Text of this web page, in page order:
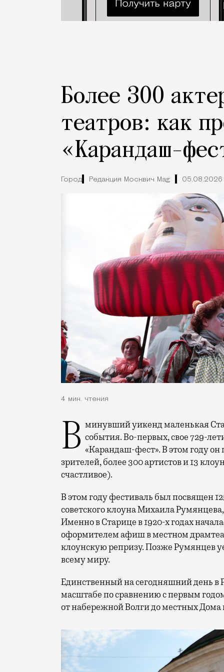
Более 300
театров: как
«Карандаш-
Город Редакция Москвич Mag 05.08.2026
4 мин. чтения
В минувший уикенд маленькая Старица в Тверской области отметила сразу два события. Во-первых, свое 729-
«Карандаш-фест». В этом году он
зрителей, более 300 артистов и 13
счастливое).
В этом году фестиваль был посвящен
советского клоуна Михаила
Именно в Старице в 1920-х годах
оформителем афиш в местном
клоунскую репризу. Позже Румянцев
всему миру.
Единственный на сегодняшний день в
масштабе по сравнению с первым
от набережной Волги до местных Дома